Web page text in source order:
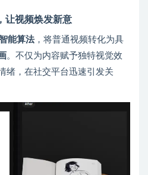
让视频焕发新意
能算法，将普通视频转化为具
。不仅为内容赋予独特视觉效
绪，在社交平台迅速引发关